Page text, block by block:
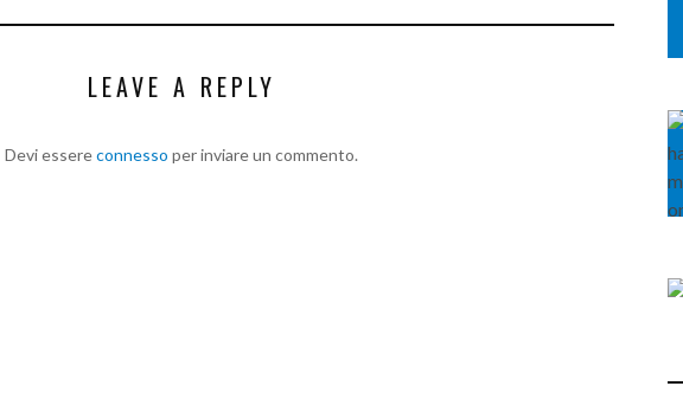
LEAVE A REPLY
Devi essereconnesso per inviare un commento.